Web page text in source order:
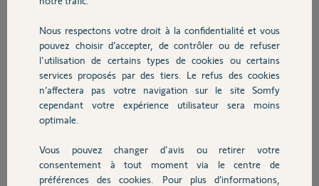
Chauffage
Autres produits
Devis avec un pro
Réponses
Il faut remplir le formulaire:
https://www.somfy.fr/assistance/produits/domotique/desact...
Jean-Luc B. il y a presque 4 ans
Nous respectons votre droit à la confidentialité et vous
pouvez choisir d’accepter, de contrôler ou de refuser
l'utilisation de certains types de cookies ou certains
services proposés par des tiers. Le refus des cookies
n’affectera pas votre navigation sur le site Somfy
cependant votre expérience utilisateur sera moins
optimale.
Vous pouvez changer d'avis ou retirer votre
consentement à tout moment via le centre de
préférences des cookies. Pour plus d’informations,